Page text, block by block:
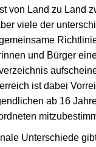
von Land zu Land
viele der
und Bürger
ist dabei
ab 16
Unterschiede